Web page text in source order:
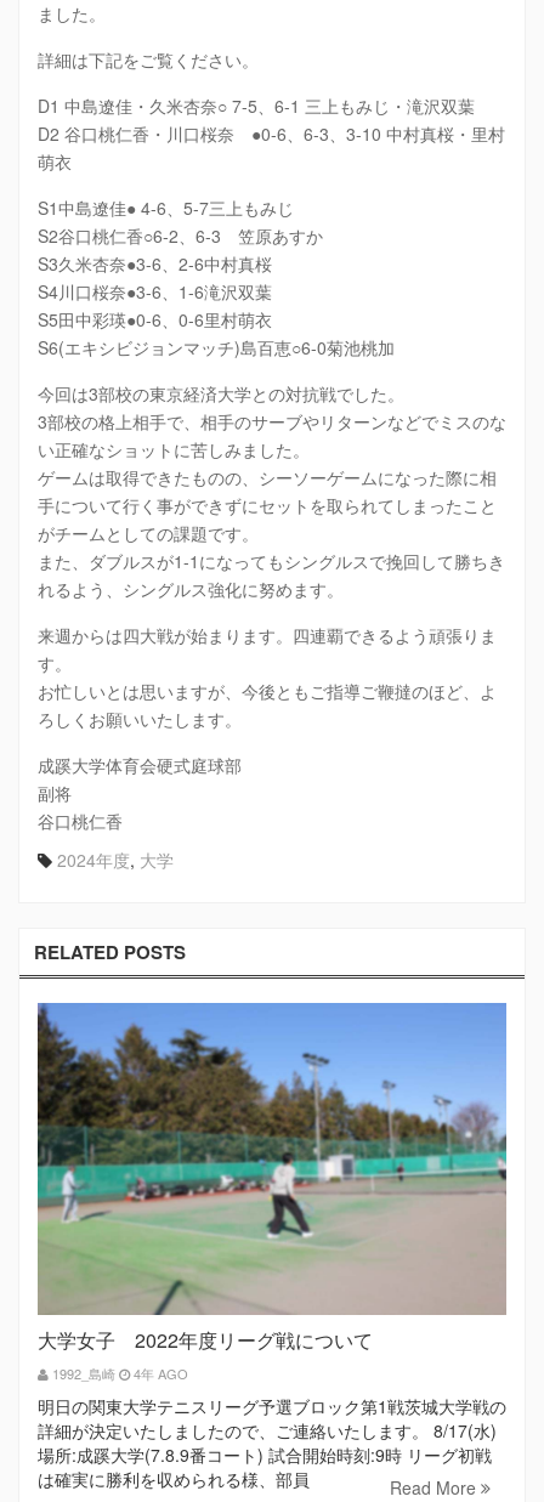
ました。
詳細は下記をご覧ください。
D1 中島遼佳・久米杏奈○ 7-5、6-1 三上もみじ・滝沢双葉
D2 谷口桃仁香・川口桜奈 ●0-6、6-3、3-10 中村真桜・里村
萌衣
S1中島遼佳● 4-6、5-7三上もみじ
S2谷口桃仁香○6-2、6-3 笠原あすか
S3久米杏奈●3-6、2-6中村真桜
S4川口桜奈●3-6、1-6滝沢双葉
S5田中彩瑛●0-6、0-6里村萌衣
S6(エキシビジョンマッチ)島百恵○6-0菊池桃加
今回は3部校の東京経済大学との対抗戦でした。
3部校の格上相手で、相手のサーブやリターンなどでミスのな
い正確なショットに苦しみました。
ゲームは取得できたものの、シーソーゲームになった際に相
手について行く事ができずにセットを取られてしまったこと
がチームとしての課題です。
また、ダブルスが1-1になってもシングルスで挽回して勝ちき
れるよう、シングルス強化に努めます。
来週からは四大戦が始まります。四連覇できるよう頑張りま
す。
お忙しいとは思いますが、今後ともご指導ご鞭撻のほど、よ
ろしくお願いいたします。
成蹊大学体育会硬式庭球部
副将
谷口桃仁香
2024年度, 大学
RELATED POSTS
大学女子 2022年度リーグ戦について
1992_島崎 4年 AGO
明日の関東大学テニスリーグ予選ブロック第1戦茨城大学戦の
詳細が決定いたしましたので、ご連絡いたします。 8/17(水)
場所:成蹊大学(7.8.9番コート) 試合開始時刻:9時 リーグ初戦
は確実に勝利を収められる様、部員
Read More